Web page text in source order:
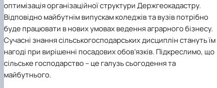
Іноземні мови
Працевлаштування
Їдальні та буфети
Студентські квитки
Центр вивчення мов
Психологічна підтримка
Інклюзивне середовище
Рада молодих вчених
Наукові школи
Стартап школа НУБіП України
Методичні рекомендації, пам'ятки
Форми документів
Патентно-ліцензійна діяльність
ЦКНО «Агропромисловий комплекс, лісове і
садово-паркове господарство, ветеринарна
медицина»
Обладнання НУБіП України
Біоетична комісія
Наукові видання
Досліднику та автору
Звіт про проведення НТЗ
Наукові журнали НУБіП України
Наукові журнали НУБіП України (English)
Пам'ятка про проведення науково-
Наука для бізнесу
Каталог наукових послуг
«SEB-2025»
Наглядова рада
Рада роботодавців
Благодійний фонд «Голосіївська ініціатива
2020»
Історія університету
Видатні випускники та працівники
Звіт ректора
Пам'яті захисників України
Почесні доктори і професори НУБіП України
Пресслужба
Університетський кур'єр
Доступ до публічної інформації
Державні закупівлі
Офіційна символіка
Антикорупційні заходи
Уповноважена особа з питань запобігання
виявлення корупції
Положення про антикорупційного
Гендерна радниця
Контактна інформація
оптимізація організаційної структури Держгеокадастру.
Відповідно майбутнім випускам коледжів та вузів потрібно
буде працювати в нових умовах ведення аграрного бізнесу.
Сучасні знання сільськогосподарських дисциплін стануть їм
нагоді при вирішенні посадових обов’язків. Підкреслимо, що
сільське господарство – це галузь сьогодення та
майбутнього.